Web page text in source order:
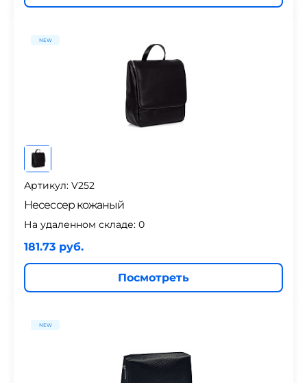
NEW
Артикул: V252
Несессер кожаный
На удаленном складе: 0
181.73 руб.
Посмотреть
NEW